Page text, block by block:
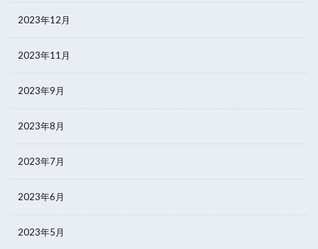
2023年12月
2023年11月
2023年9月
2023年8月
2023年7月
2023年6月
2023年5月